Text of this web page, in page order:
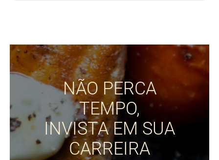
NÃO PERCA
TEMPO,
INVISTA EM SUA
CARREIRA